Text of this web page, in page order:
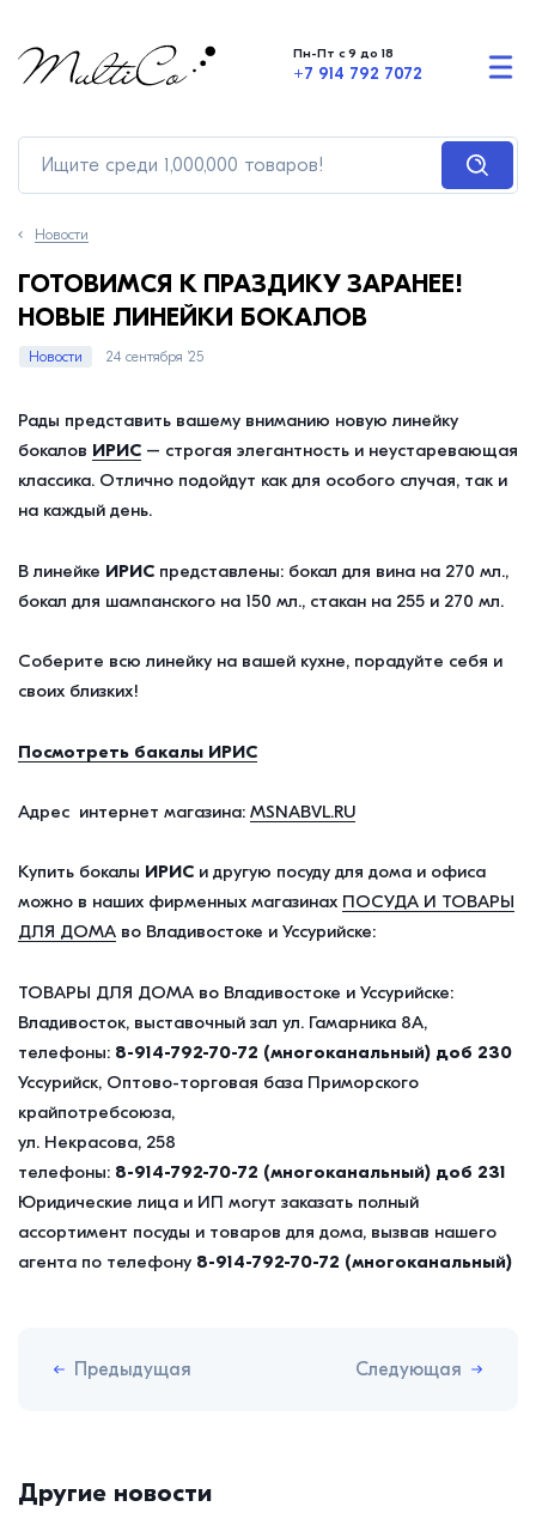
Пн-Пт с 9 до 18
+7 914 792 7072
Новости
ГОТОВИМСЯ К ПРАЗДИКУ ЗАРАНЕЕ!
НОВЫЕ ЛИНЕЙКИ БОКАЛОВ
Новости 24 сентября ’25
Рады представить вашему вниманию новую линейку
бокалов ИРИС – строгая элегантность и неустаревающая
классика. Отлично подойдут как для особого случая, так и
на каждый день.
В линейке ИРИС представлены: бокал для вина на 270 мл.,
бокал для шампанского на 150 мл., стакан на 255 и 270 мл.
Соберите всю линейку на вашей кухне, порадуйте себя и
своих близких!
Посмотреть бакалы ИРИС
Адрес интернет магазина: MSNABVL.RU
Купить бокалы ИРИС и другую посуду для дома и офиса
можно в наших фирменных магазинах ПОСУДА И ТОВАРЫ
ДЛЯ ДОМА во Владивостоке и Уссурийске:
ТОВАРЫ ДЛЯ ДОМА во Владивостоке и Уссурийске:
Владивосток, выставочный зал ул. Гамарника 8А,
телефоны: 8-914-792-70-72 (многоканальный) доб 230
Уссурийск, Оптово-торговая база Приморского
крайпотребсоюза,
ул. Некрасова, 258
телефоны: 8-914-792-70-72 (многоканальный) доб 231
Юридические лица и ИП могут заказать полный
ассортимент посуды и товаров для дома, вызвав нашего
агента по телефону 8-914-792-70-72 (многоканальный)
Предыдущая Следующая
Другие новости